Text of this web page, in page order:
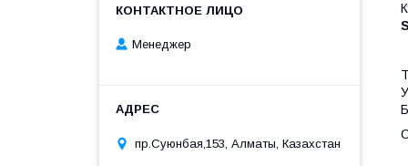
Менеджер
пр.Суюнбая,153, Алматы, Казахстан